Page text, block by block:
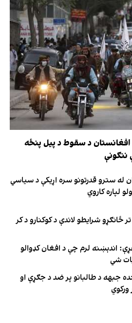
د افغانستان د سقوط د پیل پنځه
ننګونې
له سترو قدرتونو سره اړیکې د سیاسي
لپاره کاروي
ځانګړو شرایطو لاندې د کوکنارو د کر
اندېښنه لرم چې د افغان کډوالو
شي
جبهه د طالبانو پر ضد د جګړې او